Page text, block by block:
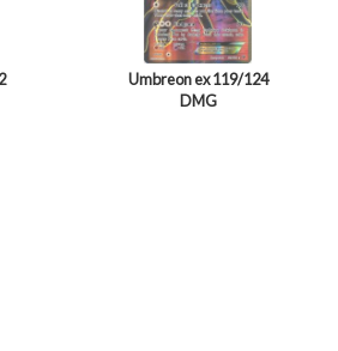
Umbreon ex 119/124
DMG